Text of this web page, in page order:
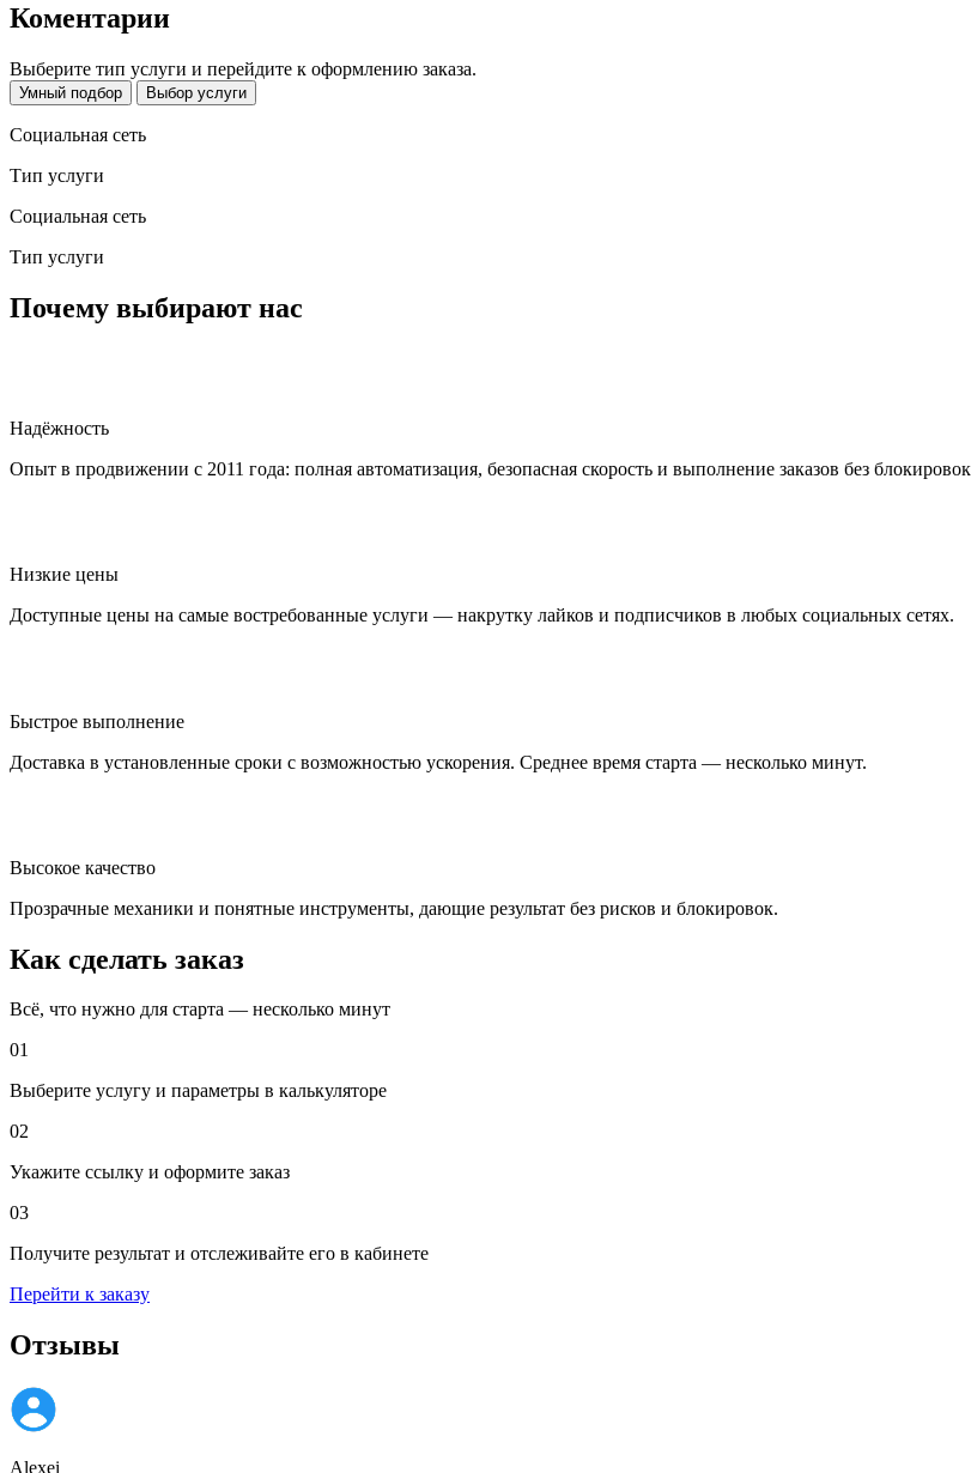
Коментарии
Выберите тип услуги и перейдите к оформлению заказа.
Умный подбор Выбор услуги
Социальная сеть
Тип услуги
Социальная сеть
Тип услуги
Почему выбирают нас
Надёжность
Опыт в продвижении с 2011 года: полная автоматизация, безопасная скорость и выполнение заказов без
Низкие цены
Доступные цены на самые востребованные услуги — накрутку лайков и подписчиков в любых социальных сетях.
Быстрое выполнение
Доставка в установленные сроки с возможностью ускорения. Среднее время старта — несколько минут.
Высокое качество
Прозрачные механики и понятные инструменты, дающие результат без рисков и блокировок.
Как сделать заказ
Всё, что нужно для старта — несколько минут
01
Выберите услугу и параметры в калькуляторе
02
Укажите ссылку и оформите заказ
03
Получите результат и отслеживайте его в кабинете
Перейти к заказу
Отзывы
Alexei